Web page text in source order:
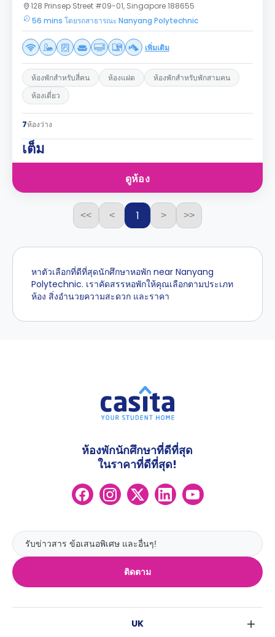
128 Prinsep Street #09-01, Singapore 188655
56 mins โดยรถสาธารณะ Nanyang Polytechnic
เพิ่มเติม
ห้องพักสำหรับสี่คน ห้องแฝด
ห้องพักสำหรับพักสามคน
ห้องเดี่ยว
7ห้องว่าง
เต็ม
ดูห้อง
<< < 1 > >>
หาตัวเลือกที่ดีที่สุดนักศึกษาหอพัก near Nanyang
Polytechnic. เราคัดสรรหอพักให้คุณเลือกตามประเภท
ห้อง สิ่งอำนวยความสะดวก และราคา
ติดตาม
ห้องพักนักศึกษาที่ดีที่สุด
ในราคาที่ดีที่สุด!
UK